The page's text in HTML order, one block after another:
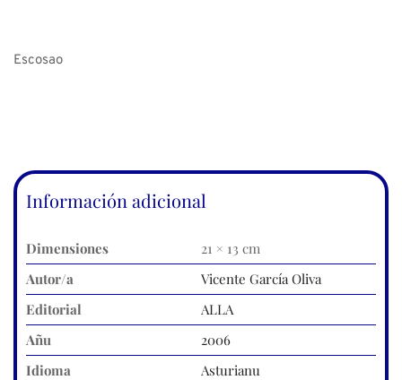
Escosao
Información adicional
Dimensiones
21 × 13 cm
Autor/a
Vicente García Oliva
Editorial
ALLA
Añu
2006
Idioma
Asturianu